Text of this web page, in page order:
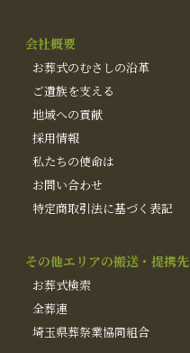
会社概要
お葬式のむさしの沿革
ご遺族を支える
地域への貢献
採用情報
私たちの使命は
お問い合わせ
特定商取引法に基づく表記
その他エリアの搬送・提携先
お葬式検索
全葬連
埼玉県葬祭業協同組合